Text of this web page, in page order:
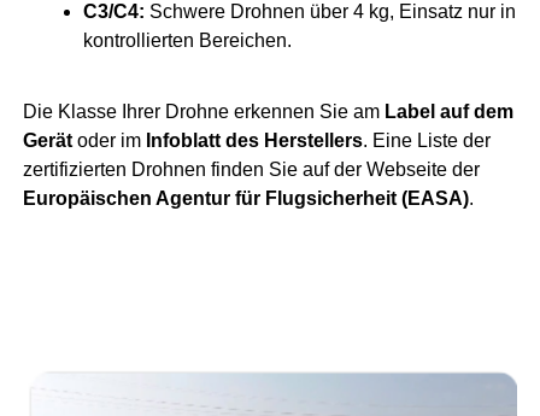
C3/C4: Schwe­re Droh­nen über 4 kg, Ein­satz nur in
kon­trol­lier­ten Bereichen.
Die Klas­se Ihrer Droh­ne erken­nen Sie am Label auf dem
Gerätoder im Info­blatt des Her­stel­lers. Eine Lis­te der
zer­ti­fi­zier­ten Droh­nen fin­den Sie auf der Web­sei­te der
Euro­päi­schen Agen­tur für Flug­si­cher­heit (EASA).